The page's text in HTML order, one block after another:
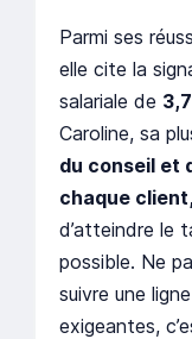
Parmi ses
elle cite la
salariale de
Caroline, sa
du conseil et
chaque client,
d’atteindre le
possible. Ne
suivre une
exigeantes,